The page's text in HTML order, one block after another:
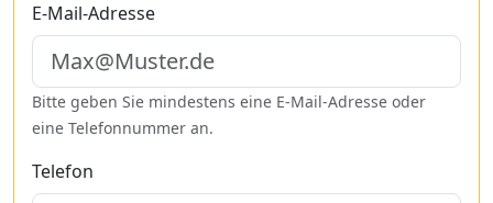
E-Mail-Adresse
Bitte geben Sie mindestens eine E-Mail-Adresse oder
eine Telefonnummer an.
Telefon